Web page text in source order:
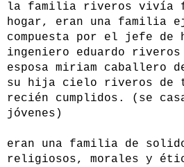
la familia riveros vivía
hogar, eran una familia
compuesta por el jefe de
ingeniero eduardo
esposa miriam caballero
su hija cielo riveros de
recién cumplidos. (se
jóvenes)
eran una familia de
religiosos, morales y